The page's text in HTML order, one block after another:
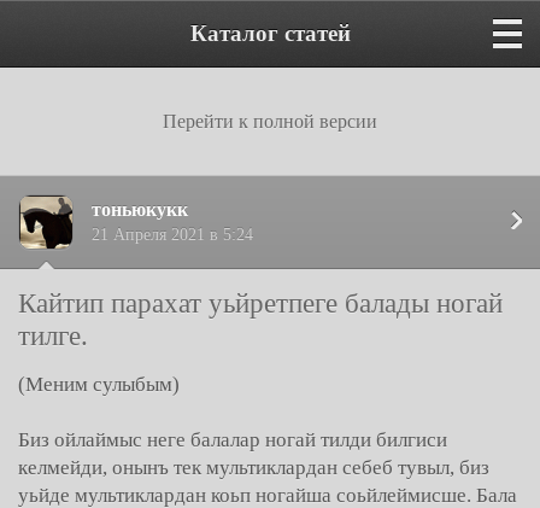
Каталог статей
Перейти к полной версии
тоньюкукк
21 Апреля 2021 в 5:24
Кайтип парахат уьйретпеге балады ногай
тилге.
(Меним сулыбым)
Биз ойлаймыс неге балалар ногай тилди билгиси
келмейди, онынъ тек мультиклардан себеб тувыл, биз
уьйде мультиклардан коьп ногайша соьйлеймисше. Бала